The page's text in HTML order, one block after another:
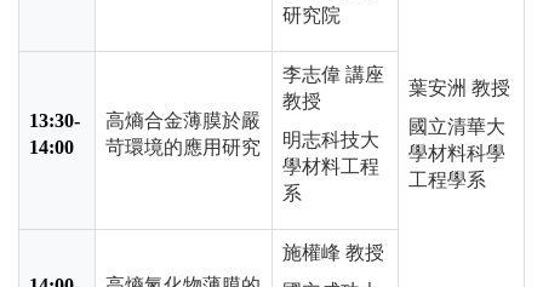
研究院
葉安洲 教授
國立清華大
學材料科學
工程學系
13:30-
14:00
高熵合金薄膜於嚴
苛環境的應用研究
李志偉 講座
教授
明志科技大
學材料工程
系
施權峰 教授